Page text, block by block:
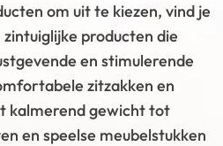
om uit te kiezen, vind je
producten die
en stimulerende
zitzakken en
kalmerend gewicht tot
en speelse meubelstukken